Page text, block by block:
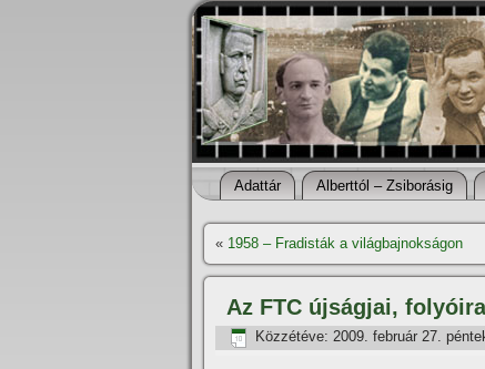
Adattár Alberttól – Zsiborásig
« 1958 – Fradisták a világbajnokságon
Az FTC újságjai,
Közzétéve: 2009. február 27.